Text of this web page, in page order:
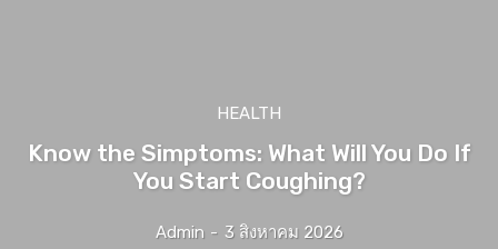
HEALTH
Know the Simptoms: What Will You Do If
You Start Coughing?
Admin - 3 สิงหาคม 2026